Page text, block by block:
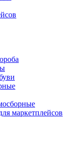
маркетплейсов